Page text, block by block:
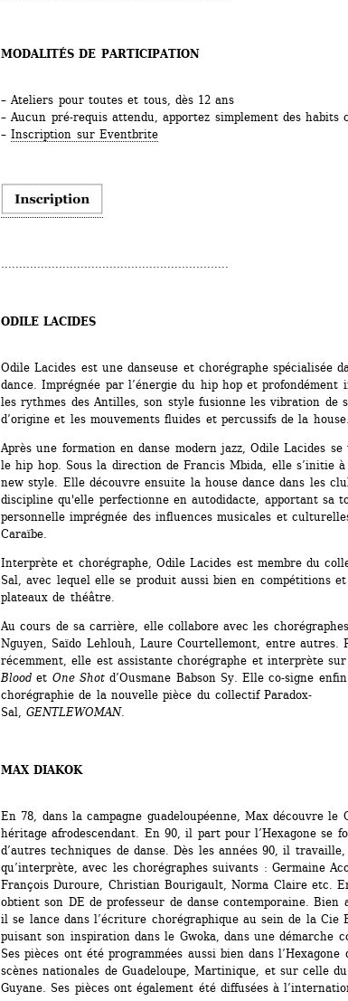
MODALITÉS DE PARTICIPATION
– Ateliers pour toutes et tous, dès 12 ans
– Aucun pré-requis attendu, apportez simplement des habits
– Inscription sur Eventbrite
...............................................................
ODILE LACIDES
Odile Lacides est une danseuse et chorégraphe ­spécialisée
dance. Imprégnée par l’énergie du hip hop et profondément
les rythmes des Antilles, son style fusionne les vibration de
d’origine et les mouvements fluides et percussifs de la house.
Après une formation en danse modern jazz, Odile Lacides
le hip hop. Sous la direction de Francis Mbida, elle s’initie
new style. Elle découvre ensuite la house dance dans les
discipline qu'elle perfectionne en autodidacte, apportant sa
personnelle imprégnée des influences musicales et
Caraïbe.
Interprète et chorégraphe, Odile Lacides est membre du
Sal, avec lequel elle se produit aussi bien en compétitions
plateaux de théâtre.
Au cours de sa carrière, elle collabore avec les
Nguyen, Saïdo Lehlouh, Laure Courtellemont, entre autres.
récemment, elle est assistante chorégraphe et interprète
Blood et One Shotd’Ousmane Babson Sy. Elle co-signe
chorégraphie de la nouvelle pièce du collectif Paradox-
Sal, GENTLEWOMAN.
MAX DIAKOK
En 78, dans la campagne guadeloupéenne, Max découvre le
héritage afrodescendant. En 90, il part pour l’Hexagone se
d’autres techniques de danse. Dès les années 90, il
qu’interprète, avec les chorégraphes suivants : Germaine
François Duroure, Christian Bourigault, Norma Claire etc.
obtient son DE de professeur de danse contemporaine. Bien
il se lance dans l’écriture chorégraphique au sein de la Cie
puisant son inspiration dans le Gwoka, dans une démarche
Ses pièces ont été programmées aussi bien dans l’Hexagone
scènes nationales de Guadeloupe, Martinique, et sur celle
Guyane. Ses pièces ont également été diffusées à